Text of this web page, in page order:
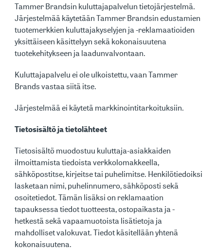
Tammer Brandsin kuluttajapalvelun tietojärjestelmä.
Järjestelmää käytetään Tammer Brandsin edustamien
tuotemerkkien kuluttajakyselyjen ja -reklamaatioiden
yksittäiseen käsittelyyn sekä kokonaisuutena
tuotekehitykseen ja laadunvalvontaan.
Kuluttajapalvelu ei ole ulkoistettu, vaan Tammer
Brands vastaa siitä itse.
Järjestelmää ei käytetä markkinointitarkoituksiin.
Tietosisältö ja tietolähteet
Tietosisältö muodostuu kuluttaja-asiakkaiden
ilmoittamista tiedoista verkkolomakkeella,
sähköpostitse, kirjeitse tai puhelimitse. Henkilötiedoiksi
lasketaan nimi, puhelinnumero, sähköposti sekä
osoitetiedot. Tämän lisäksi on reklamaation
tapauksessa tiedot tuotteesta, ostopaikasta ja -
hetkestä sekä vapaamuotoista lisätietoja ja
mahdolliset valokuvat. Tiedot käsitellään yhtenä
kokonaisuutena.